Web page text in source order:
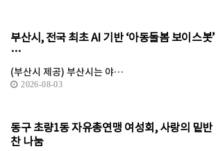
부산시, 전국 최초 AI 기반 ‘아동돌봄 보이스봇’
…
(부산시 제공) 부산시는 야…
2026-08-03
동구 초량1동 자유총연맹 여성회, 사랑의 밑반
찬 나눔